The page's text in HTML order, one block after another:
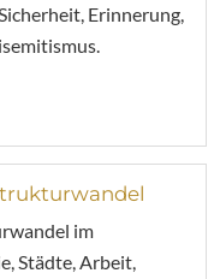
Erinnerung,
im
Städte, Arbeit,